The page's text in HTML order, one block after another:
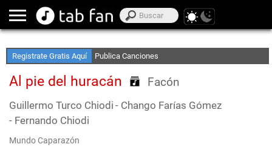
Registrate Gratis Aquí Publica Canciones
Al pie del huracán Facón
Guillermo Turco Chiodi - Chango Farías Gómez
- Fernando Chiodi
Mundo Caparazón